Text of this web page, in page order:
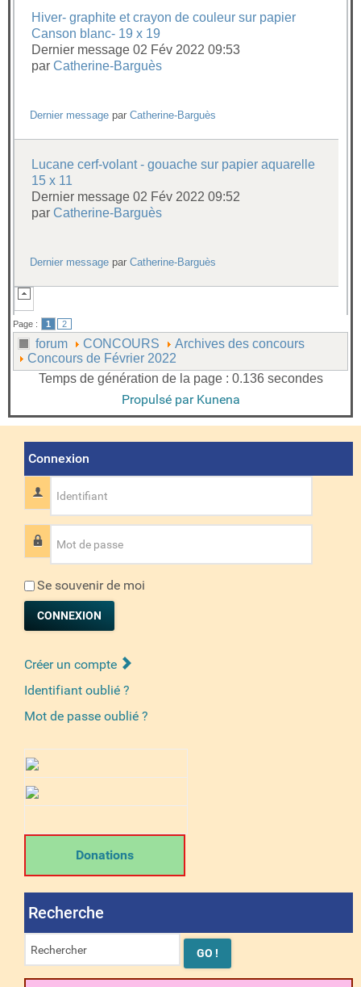
Hiver- graphite et crayon de couleur sur papier
Canson blanc- 19 x 19
Dernier message 02 Fév 2022 09:53
par Catherine-Barguès
Dernier message parCatherine-Barguès
Lucane cerf-volant - gouache sur papier aquarelle
15 x 11
Dernier message 02 Fév 2022 09:52
par Catherine-Barguès
Dernier message parCatherine-Barguès
Page : 1 2
forum CONCOURS
Archives des concours
Concours de Février 2022
Temps de génération de la page : 0.136 secondes
Propulsé par Kunena
Connexion
Identifiant
Mot de passe
Se souvenir de moi
CONNEXION
Créer un compte
Identifiant oublié ?
Mot de passe oublié ?
Donations
Recherche